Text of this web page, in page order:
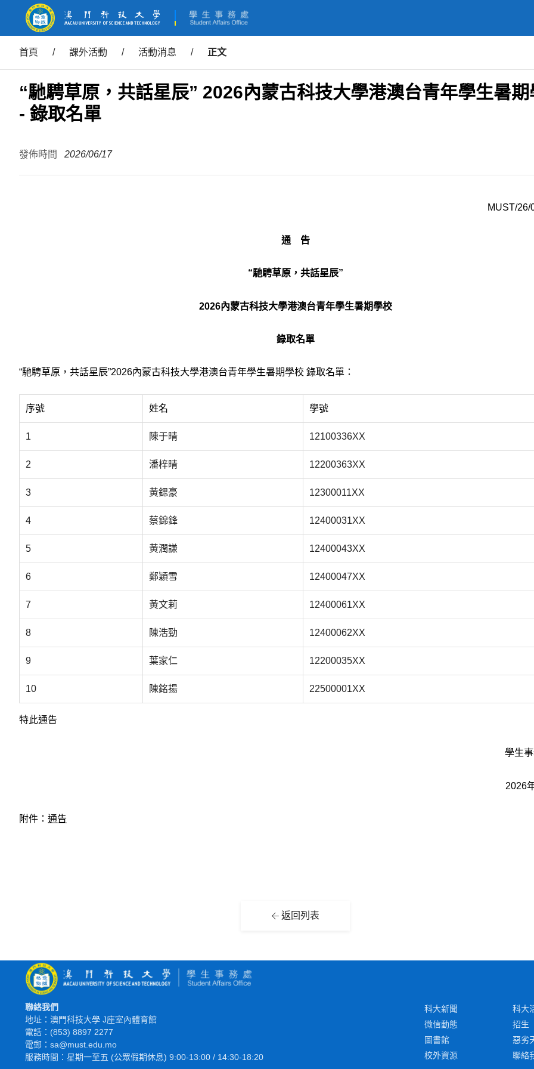
首頁 / 課外活動 / 活動消息 / 正文
“馳騁草原，共話星辰” 2026內蒙古科技大學港澳台青年學生暑期
- 錄取名單
發佈時間 2026/06/17
MUST/26/
通 告
“馳騁草原，共話星辰”
2026內蒙古科技大學港澳台青年學生暑期學校
錄取名單
“馳騁草原，共話星辰”2026內蒙古科技大學港澳台青年學生暑期學校 錄取名單：
序號 姓名 學號
1 陳于晴 12100336XX
2 潘梓晴 12200363XX
3 黃鍶豪 12300011XX
4 蔡錦鋒 12400031XX
5 黃潤謙 12400043XX
6 鄭穎雪 12400047XX
7 黃文莉 12400061XX
8 陳浩勁 12400062XX
9 葉家仁 12200035XX
10 陳銘揚 22500001XX
特此通告
學生
2026
附件： 通告
返回列表
聯絡我們
地址：澳門科技大學 J座室內體育館
電話：(853) 8897 2277
電郵：sa@must.edu.mo
服務時間：星期一至五 (公眾假期休息) 9:00-13:00 / 14:30-18:20
科大新聞
科大
微信動態
招生
圖書館
惡劣
校外資源
聯絡